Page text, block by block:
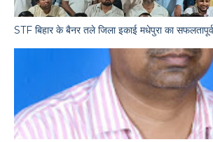
STF बिहार के बैनर तले जिला इकाई मधेपुरा का